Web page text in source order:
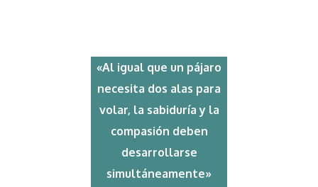
«Al igual que un pájaro
necesita dos alas para
volar, la sabiduría y la
compasión deben
desarrollarse
simultáneamente»